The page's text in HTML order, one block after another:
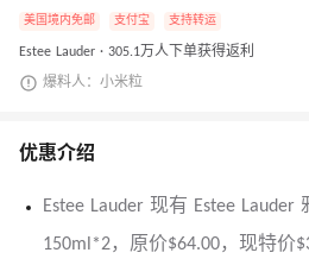
美国境内免邮 支付宝 支持转运
Estee Lauder · 305.1万人下单获得返利
爆料人：小米粒
优惠介绍
Estee Lauder 现有 Estee
150ml*2，原价$64.00，现特价